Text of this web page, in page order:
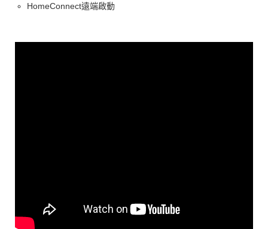
HomeConnect遠端啟動